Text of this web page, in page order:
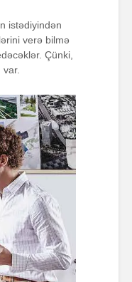
istədiyindən
verə bilmə
Çünki,